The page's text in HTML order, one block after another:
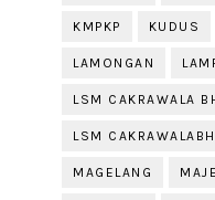
KMPKP KUDUS
LAMONGAN
LSM CAKRAWALA
LSM
MAGELANG